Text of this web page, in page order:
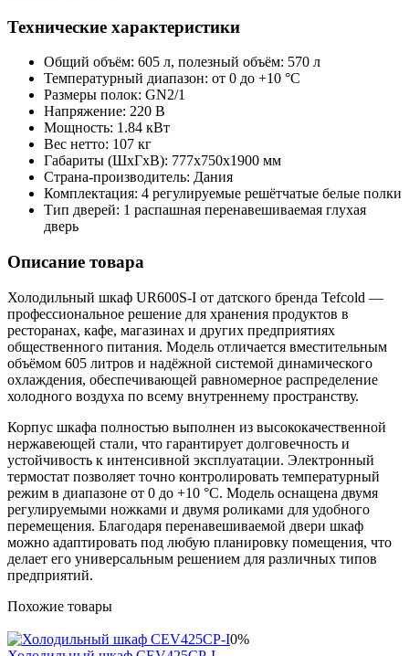
Технические характеристики
Общий объём: 605 л, полезный объём: 570 л
Температурный диапазон: от 0 до +10 °C
Размеры полок: GN2/1
Напряжение: 220 В
Мощность: 1.84 кВт
Вес нетто: 107 кг
Габариты (ШxГxВ): 777x750x1900 мм
Страна-производитель: Дания
Комплектация: 4 регулируемые решётчатые белые полки
Тип дверей: 1 распашная перенавешиваемая глухая
дверь
Описание товара
Холодильный шкаф UR600S-I от датского бренда Tefcold —
профессиональное решение для хранения продуктов в
ресторанах, кафе, магазинах и других предприятиях
общественного питания. Модель отличается вместительным
объёмом 605 литров и надёжной системой динамического
охлаждения, обеспечивающей равномерное распределение
холодного воздуха по всему внутреннему пространству.
Корпус шкафа полностью выполнен из высококачественной
нержавеющей стали, что гарантирует долговечность и
устойчивость к интенсивной эксплуатации. Электронный
термостат позволяет точно контролировать температурный
режим в диапазоне от 0 до +10 °C. Модель оснащена двумя
регулируемыми ножками и двумя роликами для удобного
перемещения. Благодаря перенавешиваемой двери шкаф
можно адаптировать под любую планировку помещения, что
делает его универсальным решением для различных типов
предприятий.
Похожие товары
0%